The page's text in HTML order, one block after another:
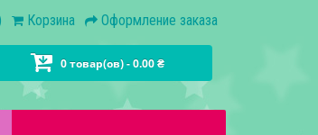
Корзина Оформление заказа
0 товар(ов) - 0.00 ₴